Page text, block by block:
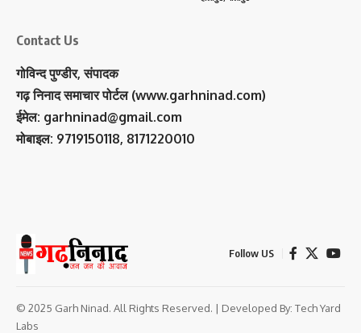
Contact Us
गोविन्द पुण्डीर, संपादक
गढ़ निनाद समाचार पोर्टल (www.garhninad.com)
ईमेल: garhninad@gmail.com
मोबाइल: 9719150118, 8171220010
Follow US
© 2025 Garh Ninad. All Rights Reserved. | Developed By: Tech Yard
Labs